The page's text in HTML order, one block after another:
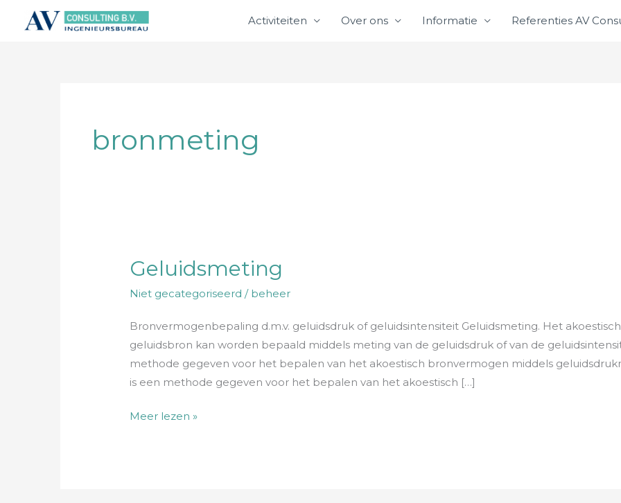
Activiteiten Over ons Informatie Referenties AV
bronmeting
Geluidsmeting
Niet gecategoriseerd / beheer
Bronvermogenbepaling d.m.v. geluidsdruk of geluidsintensiteit Geluidsmeting. Het
geluidsbron kan worden bepaald middels meting van de geluidsdruk of van de
methode gegeven voor het bepalen van het akoestisch bronvermogen middels
is een methode gegeven voor het bepalen van het akoestisch […]
Geluidsmeting
Meer lezen »